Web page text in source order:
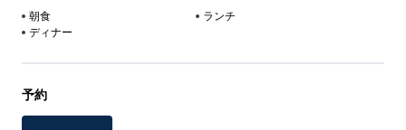
朝食
ランチ
ディナー
予約